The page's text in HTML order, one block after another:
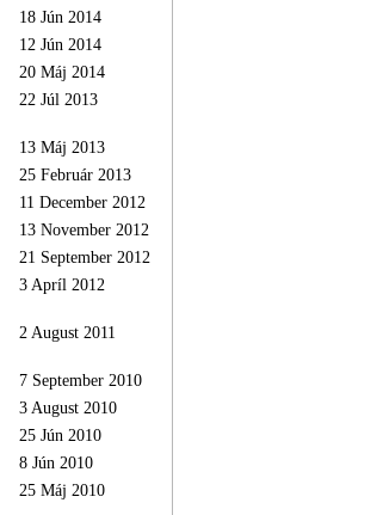
18 Jún 2014
12 Jún 2014
20 Máj 2014
22 Júl 2013
13 Máj 2013
25 Február 2013
11 December 2012
13 November 2012
21 September 2012
3 Apríl 2012
2 August 2011
7 September 2010
3 August 2010
25 Jún 2010
8 Jún 2010
25 Máj 2010